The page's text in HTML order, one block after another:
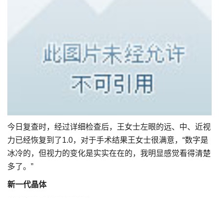
今日复查时，经过详细检查后，王女士左眼的远、中、近视
力已经恢复到了1.0，对于手术结果王女士很满意，“数字是
冰冷的，但视力的变化是实实在在的，我明显感觉看得清楚
多了。”
新一代晶体